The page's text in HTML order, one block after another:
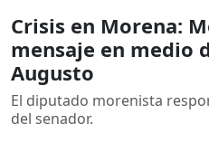
Crisis en Morena:
mensaje en medio
Augusto
El diputado morenista
del senador.